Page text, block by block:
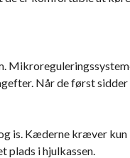
Når de først sidder
is. Kæderne kræver kun
plads i hjulkassen.